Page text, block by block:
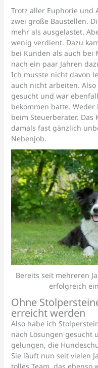
Trotz aller Euphorie und
zwei große Baustellen.
mehr als ausgelastet.
wenig verdient. Dazu
bei Kunden als auch bei
nach ein paar Jahren
Ich musste nicht davon
auch nicht arbeiten.
gesucht und war
bekommen hatte.
beim Steuerberater. Das
damals fast gänzlich
Nebenjob.
Bereits seit mehreren
erfolgreich
Ohne
erreicht werden
Also habe ich
nach Lösungen gesucht
gelungen, die
Sie läuft nun seit vielen